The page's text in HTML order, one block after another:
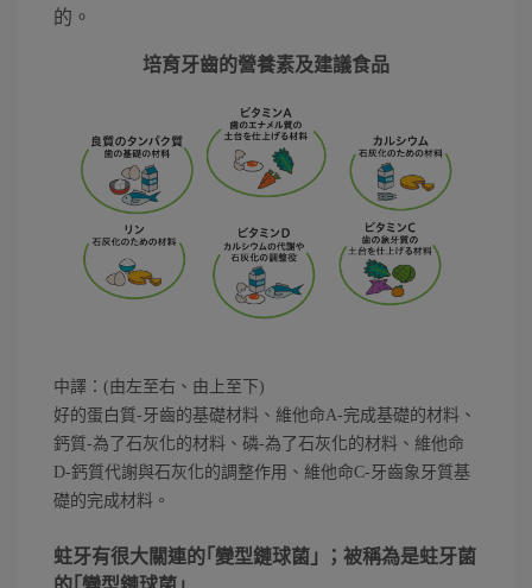
的。
培育牙齒的營養素及建議食品
中譯：(由左至右、由上至下)
好的蛋白質-牙齒的基礎材料、維他命A-完成基礎的材料、
鈣質-為了石灰化的材料、磷-為了石灰化的材料、維他命
D-鈣質代謝與石灰化的調整作用、維他命C-牙齒象牙質基
礎的完成材料。
蛀牙有很大關連的｢變型鏈球菌｣ ；被稱為是蛀牙菌